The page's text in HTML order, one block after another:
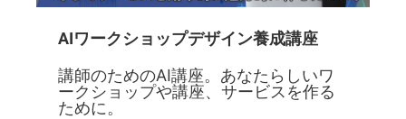
AIワークショップデザイン養成講座
講師のためのAI講座。あなたらしいワ
ークショップや講座、サービスを作る
ために。